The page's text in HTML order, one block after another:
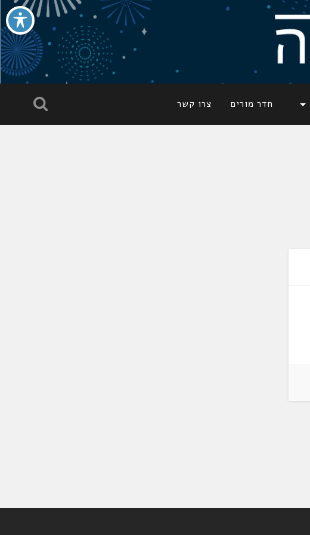
חדר מורים צרו קשר